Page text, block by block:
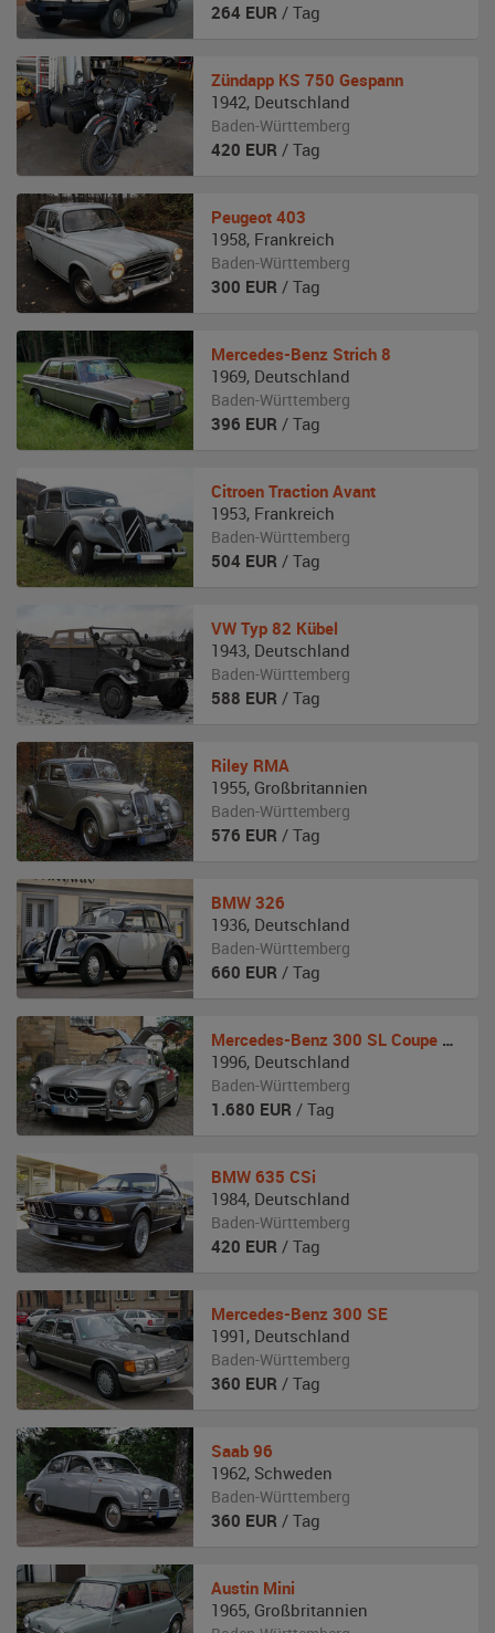
264 EUR / Tag
Zündapp KS 750 Gespann
1942, Deutschland
Baden-Württemberg
420 EUR / Tag
Peugeot 403
1958, Frankreich
Baden-Württemberg
300 EUR / Tag
Mercedes-Benz Strich 8
1969, Deutschland
Baden-Württemberg
396 EUR / Tag
Citroen Traction Avant
1953, Frankreich
Baden-Württemberg
504 EUR / Tag
VW Typ 82 Kübel
1943, Deutschland
Baden-Württemberg
588 EUR / Tag
Riley RMA
1955, Großbritannien
Baden-Württemberg
576 EUR / Tag
BMW 326
1936, Deutschland
Baden-Württemberg
660 EUR / Tag
Mercedes-Benz 300 SL Coupe Flügeltürer Replika W198
1996, Deutschland
Baden-Württemberg
1.680 EUR / Tag
BMW 635 CSi
1984, Deutschland
Baden-Württemberg
420 EUR / Tag
Mercedes-Benz 300 SE
1991 , Deutschland
Baden-Württemberg
360 EUR / Tag
Saab 96
1962, Schweden
Baden-Württemberg
360 EUR / Tag
Austin Mini
1965, Großbritannien